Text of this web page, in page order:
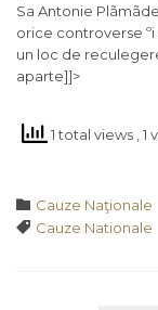
Sa Antonie
orice controverse ºi
un loc de
aparte]]>
1 total views ,
 Category
Cauze Naţionale
 Tags
Cauze Nationale